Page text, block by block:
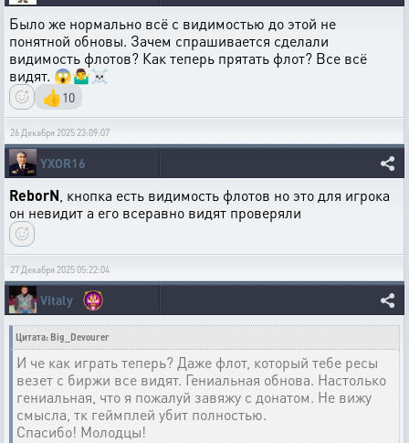
Было же нормально всё с видимостью до этой не
понятной обновы. Зачем спрашивается сделали
видимость флотов? Как теперь прятать флот? Все всё
видят. 😱🤷‍♂️☠️
👍10
26 Декабря 2025 23:09:07
YXOR16
ReborN , кнопка есть видимость флотов но это для игрока
он невидит а его всеравно видят проверяли
27 Декабря 2025 05:22:04
Vitaly
Цитата: Big_Devourer
И че как играть теперь? Даже флот, который тебе ресы
везет с биржи все видят. Гениальная обнова. Настолько
гениальная, что я пожалуй завяжу с донатом. Не вижу
смысла, тк геймплей убит полностью.
Спасибо! Молодцы!